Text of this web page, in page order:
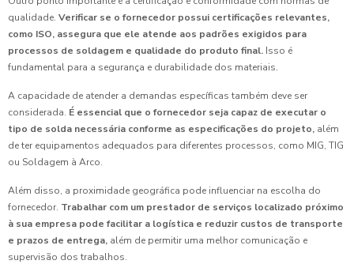
qualidade. Verificar se o fornecedor possui certificações relevantes,
como ISO, assegura que ele atende aos padrões exigidos para
processos de soldagem e qualidade do produto final. Isso é
fundamental para a segurança e durabilidade dos materiais.
A capacidade de atender a demandas específicas também deve ser
considerada. É essencial que o fornecedor seja capaz de executar o
tipo de solda necessária conforme as especificações do projeto, além
de ter equipamentos adequados para diferentes processos, como MIG, TIG
ou Soldagem à Arco.
Além disso, a proximidade geográfica pode influenciar na escolha do
fornecedor. Trabalhar com um prestador de serviços localizado próximo
à sua empresa pode facilitar a logística e reduzir custos de transporte
e prazos de entrega, além de permitir uma melhor comunicação e
supervisão dos trabalhos.